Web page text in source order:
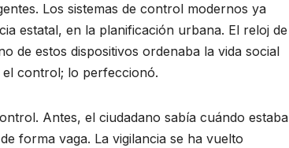
Los sistemas de control modernos ya
estatal, en la planificación urbana. El reloj de
de estos dispositivos ordenaba la vida social
control; lo perfeccionó.
Antes, el ciudadano sabía cuándo estaba
forma vaga. La vigilancia se ha vuelto